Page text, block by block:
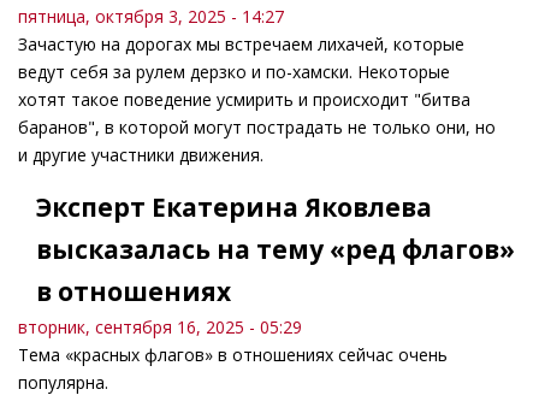
пятница, октября 3, 2025 - 14:27
Зачастую на дорогах мы встречаем лихачей, которые
ведут себя за рулем дерзко и по-хамски. Некоторые
хотят такое поведение усмирить и происходит "битва
баранов", в которой могут пострадать не только они, но
и другие участники движения.
Эксперт Екатерина Яковлева
высказалась на тему «ред флагов»
в отношениях
вторник, сентября 16, 2025 - 05:29
Тема «красных флагов» в отношениях сейчас очень
популярна.